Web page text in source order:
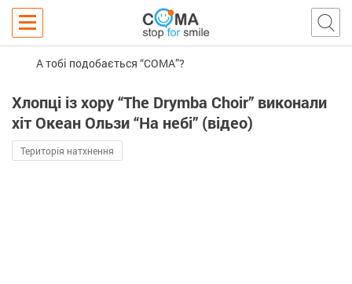
А тобі подобається “COMA”?
Хлопці із хору “The Drymba Choir” виконали
хіт Океан Ользи “На небі” (відео)
Територія натхнення